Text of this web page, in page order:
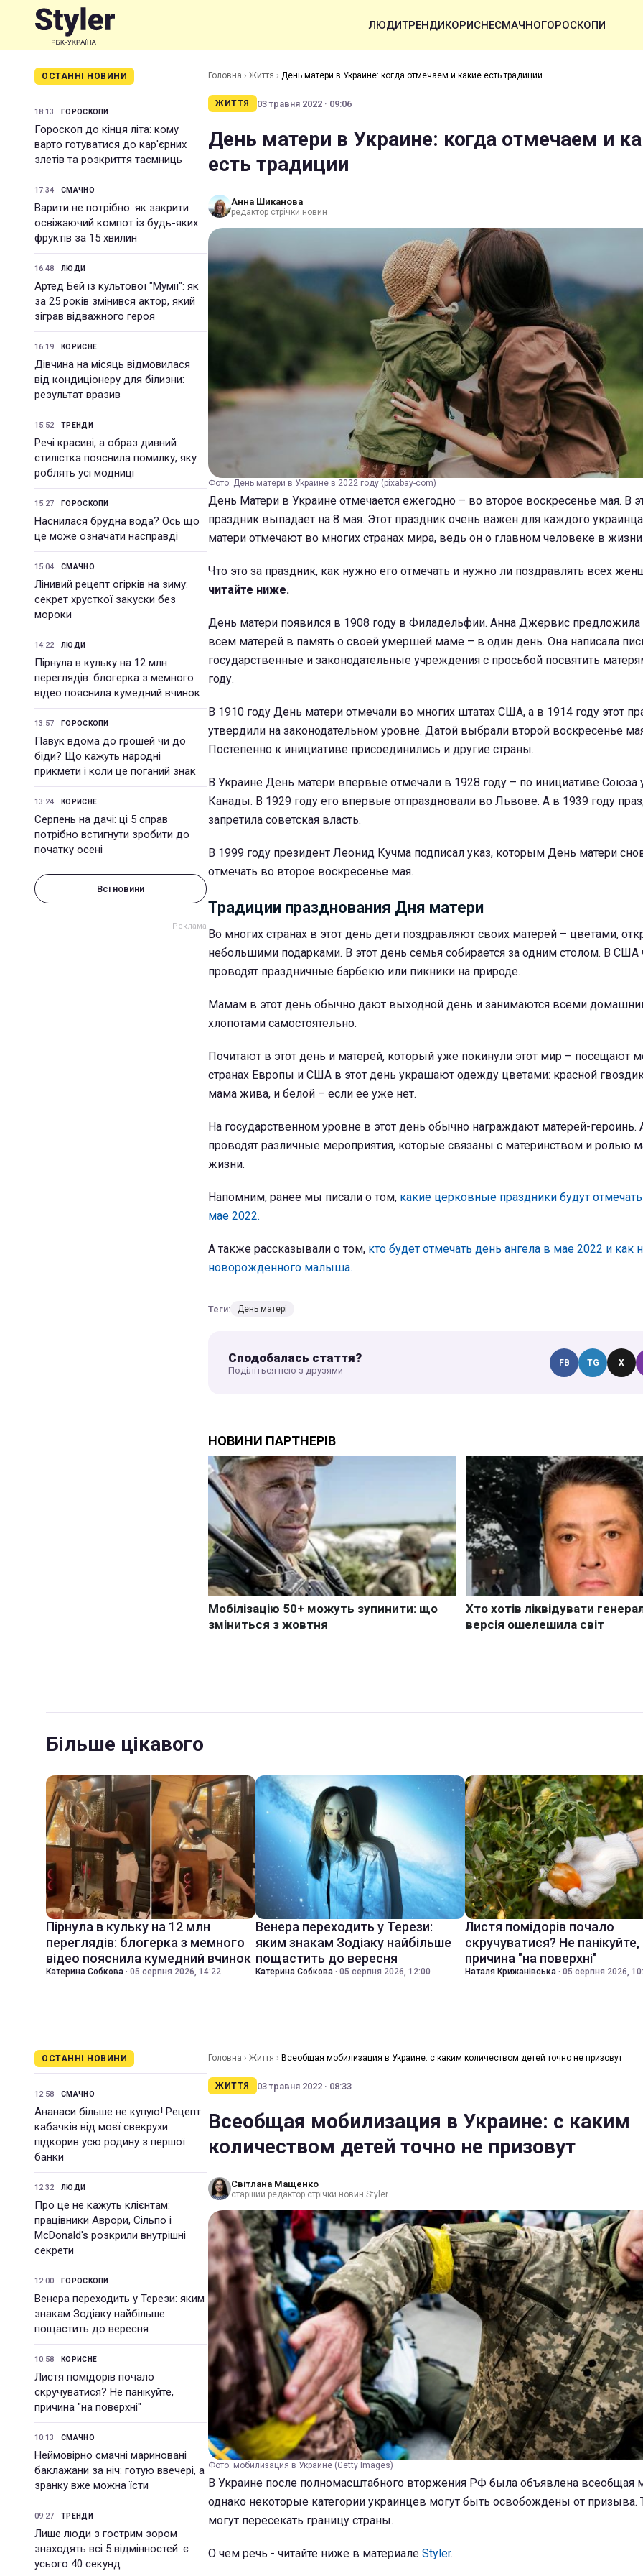
ЛЮДИТРЕНДИКОРИСНЕСМАЧНОГОРОСКОПИ
ОСТАННІ НОВИНИ
18:13 ГОРОСКОПИ
Гороскоп до кінця літа: кому
варто готуватися до кар'єрних
злетів та розкриття таємниць
17:34 СМАЧНО
Варити не потрібно: як закрити
освіжаючий компот із будь-яких
фруктів за 15 хвилин
16:48 ЛЮДИ
Артед Бей із культової "Мумії": як
за 25 років змінився актор, який
зіграв відважного героя
16:19 КОРИСНЕ
Дівчина на місяць відмовилася
від кондиціонеру для білизни:
результат вразив
15:52 ТРЕНДИ
Речі красиві, а образ дивний:
стилістка пояснила помилку, яку
роблять усі модниці
15:27 ГОРОСКОПИ
Наснилася брудна вода? Ось що
це може означати насправді
15:04 СМАЧНО
Лінивий рецепт огірків на зиму:
секрет хрусткої закуски без
мороки
14:22 ЛЮДИ
Пірнула в кульку на 12 млн
переглядів: блогерка з мемного
відео пояснила кумедний вчинок
13:57 ГОРОСКОПИ
Павук вдома до грошей чи до
біди? Що кажуть народні
прикмети і коли це поганий знак
13:24 КОРИСНЕ
Серпень на дачі: ці 5 справ
потрібно встигнути зробити до
початку осені
Всі новини
Головна › Життя › День матери в Украине: когда отмечаем и какие есть традиции
ЖИТТЯ 03 травня 2022 · 09:06
День матери в Украине: когда отмечаем и
есть традиции
Анна Шиканова
редактор стрічки новин
Фото: День матери в Украине в 2022 году (pixabay-com)
День Матери в Украине отмечается ежегодно – во второе воскресенье мая. В
праздник выпадает на 8 мая. Этот праздник очень важен для каждого
матери отмечают во многих странах мира, ведь он о главном человеке в
Что это за праздник, как нужно его отмечать и нужно ли поздравлять всех
читайте ниже.
День матери появился в 1908 году в Филадельфии. Анна Джервис предложила
всем матерей в память о своей умершей маме – в один день. Она написала
государственные и законодательные учреждения с просьбой посвятить
году.
В 1910 году День матери отмечали во многих штатах США, а в 1914 году этот
утвердили на законодательном уровне. Датой выбрали второй воскресенье
Постепенно к инициативе присоединились и другие страны.
В Украине День матери впервые отмечали в 1928 году – по инициативе Союза
Канады. В 1929 году его впервые отпраздновали во Львове. А в 1939 году
запретила советская власть.
В 1999 году президент Леонид Кучма подписал указ, которым День матери
отмечать во второе воскресенье мая.
Традиции празднования Дня матери
Во многих странах в этот день дети поздравляют своих матерей – цветами,
небольшими подарками. В этот день семья собирается за одним столом. В США
проводят праздничные барбекю или пикники на природе.
Мамам в этот день обычно дают выходной день и занимаются всеми
хлопотами самостоятельно.
Почитают в этот день и матерей, который уже покинули этот мир – посещают
странах Европы и США в этот день украшают одежду цветами: красной
мама жива, и белой – если ее уже нет.
На государственном уровне в этот день обычно награждают матерей-героинь.
проводят различные мероприятия, которые связаны с материнством и ролью
жизни.
Напомним, ранее мы писали о том, какие церковные праздники будут
мае 2022.
А также рассказывали о том, кто будет отмечать день ангела в мае 2022 и как
новорожденного малыша.
Теги: День матері
Сподобалась стаття?
Поділіться нею з друзями
FB TG X
Більше цікавого
Пірнула в кульку на 12 млн
переглядів: блогерка з мемного
відео пояснила кумедний вчинок
Катерина Собкова · 05 серпня 2026, 14:22
Венера переходить у Терези:
яким знакам Зодіаку найбільше
пощастить до вересня
Катерина Собкова · 05 серпня 2026, 12:00
Листя помідорів почало
скручуватися? Не панікуйте,
причина "на поверхні"
Наталя Крижанівська · 05 серпня 2026,
ОСТАННІ НОВИНИ
12:58 СМАЧНО
Ананаси більше не купую! Рецепт
кабачків від моєї свекрухи
підкорив усю родину з першої
банки
12:32 ЛЮДИ
Про це не кажуть клієнтам:
працівники Аврори, Сільпо і
McDonald's розкрили внутрішні
секрети
12:00 ГОРОСКОПИ
Венера переходить у Терези: яким
знакам Зодіаку найбільше
пощастить до вересня
10:58 КОРИСНЕ
Листя помідорів почало
скручуватися? Не панікуйте,
причина "на поверхні"
10:13 СМАЧНО
Неймовірно смачні мариновані
баклажани за ніч: готую ввечері, а
зранку вже можна їсти
09:27 ТРЕНДИ
Лише люди з гострим зором
знаходять всі 5 відмінностей: є
усього 40 секунд
Головна › Життя › Всеобщая мобилизация в Украине: с каким количеством детей точно не призовут
ЖИТТЯ 03 травня 2022 · 08:33
Всеобщая мобилизация в Украине: с каким
количеством детей точно не призовут
Світлана Мащенко
старший редактор стрічки новин Styler
Фото: мобилизация в Украине (Getty Images)
В Украине после полномасштабного вторжения РФ была объявлена всеобщая
однако некоторые категории украинцев могут быть освобождены от призыва.
могут пересекать границу страны.
О чем речь - читайте ниже в материале Styler.